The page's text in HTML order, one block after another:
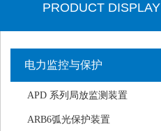
PRODUCT DISPLAY
电力监控与保护
APD 系列局放监测装置
ARB6弧光保护装置